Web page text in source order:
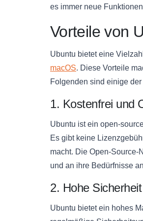
es immer neue
Vorteile von
Ubuntu bietet eine
macOS. Diese Vorteile
Folgenden sind einige
1. Kostenfrei und
Ubuntu ist ein open-
Es gibt keine
macht. Die Open-Source-
und an ihre Bedürfnisse
2. Hohe Sicherheit
Ubuntu bietet ein hohes